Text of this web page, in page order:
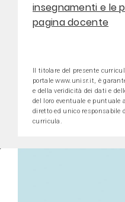
insegnamenti e le
pagina docente
Il titolare del presente
portale www.unisr.it, è
e della veridicità dei dati e
del loro eventuale e puntuale
diretto ed unico
curricula.